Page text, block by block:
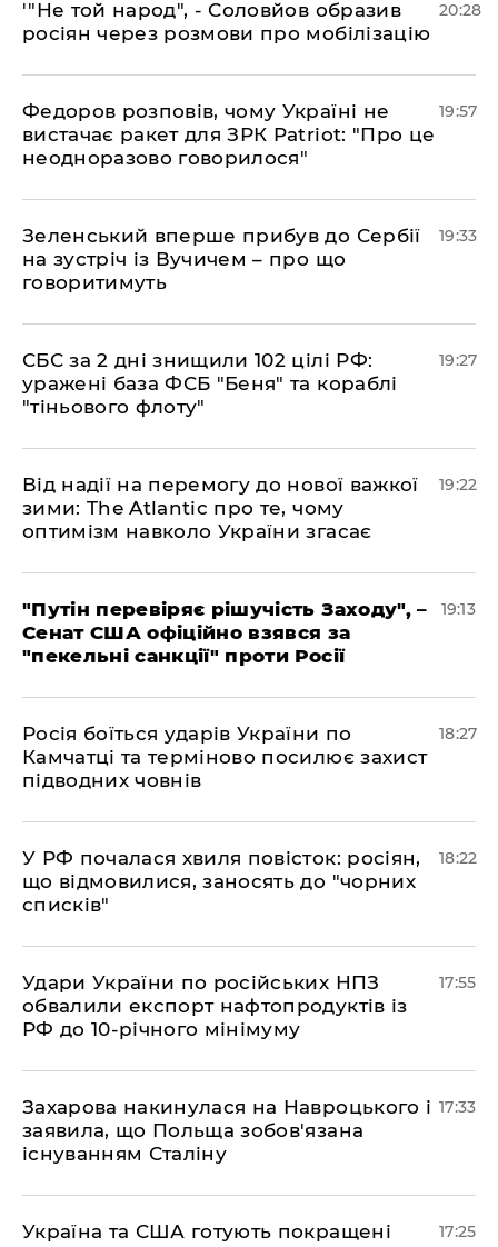
​'"Не той народ", - Соловйов образив
росіян через розмови про мобілізацію
20:28
​Федоров розповів, чому Україні не
вистачає ракет для ЗРК Patriot: "Про це
неодноразово говорилося"
19:57
​Зеленський вперше прибув до Сербії
на зустріч із Вучичем – про що
говоритимуть
19:33
​СБС за 2 дні знищили 102 цілі РФ:
уражені база ФСБ "Беня" та кораблі
"тіньового флоту"
19:27
​Від надії на перемогу до нової важкої
зими: The Atlantic про те, чому
оптимізм навколо України згасає
19:22
​"Путін перевіряє рішучість Заходу", –
Сенат США офіційно взявся за
"пекельні санкції" проти Росії
19:13
​Росія боїться ударів України по
Камчатці та терміново посилює захист
підводних човнів
18:27
​У РФ почалася хвиля повісток: росіян,
що відмовилися, заносять до "чорних
списків"
18:22
​Удари України по російських НПЗ
обвалили експорт нафтопродуктів із
РФ до 10-річного мінімуму
17:55
​Захарова накинулася на Навроцького і
заявила, що Польща зобов'язана
існуванням Сталіну
17:33
​Україна та США готують покращені
17:25